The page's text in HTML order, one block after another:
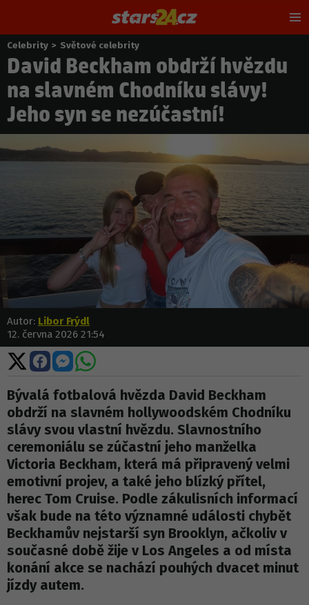
Nacházíte
se
zde:
Celebrity > Světové celebrity
David Beckham obdrží hvězdu
na slavném Chodníku slávy!
Jeho syn se nezúčastní!
Autor: Libor Frýdl
12. června 2026 21:54
Sdílet
na
X
Sdílet
na
Facebooku
Sdílet
na
Messengeru
Sdílet
WhatsApp
Bývalá fotbalová hvězda David Beckham
obdrží na slavném hollywoodském Chodníku
slávy svou vlastní hvězdu. Slavnostního
ceremoniálu se zúčastní jeho manželka
Victoria Beckham, která má připravený velmi
emotivní projev, a také jeho blízký přítel,
herec Tom Cruise. Podle zákulisních informací
však bude na této významné události chybět
Beckhamův nejstarší syn Brooklyn, ačkoliv v
současné době žije v Los Angeles a od místa
konání akce se nachází pouhých dvacet minut
jízdy autem.